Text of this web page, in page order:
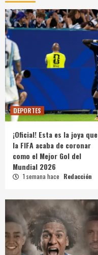
DEPORTES
¡Oficial! Esta es la joya que
la FIFA acaba de coronar
como el Mejor Gol del
Mundial 2026
1 semana hace Redacción